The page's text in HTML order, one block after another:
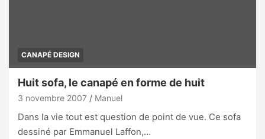
CANAPÉ DESIGN
Huit sofa, le canapé en forme de huit
3 novembre 2007 Manuel
Dans la vie tout est question de point de vue. Ce sofa
dessiné par Emmanuel Laffon,…